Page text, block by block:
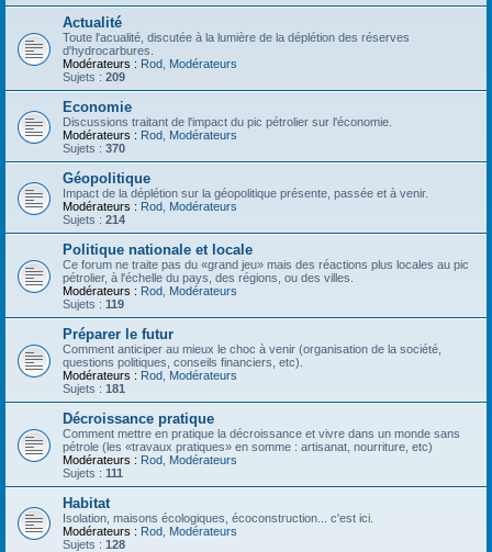
Actualité
Toute l'acualité, discutée à la lumière de la déplétion des réserves
d'hydrocarbures.
Modérateurs : Rod Modérateurs
Sujets : 209
Economie
Discussions traitant de l'impact du pic pétrolier sur l'économie.
Modérateurs : Rod Modérateurs
Sujets : 370
Géopolitique
Impact de la déplétion sur la géopolitique présente, passée et à venir.
Modérateurs : Rod Modérateurs
Sujets : 214
Politique nationale et locale
Ce forum ne traite pas du «grand jeu» mais des réactions plus locales au pic
pétrolier, à l'échelle du pays, des régions, ou des villes.
Modérateurs : Rod Modérateurs
Sujets : 119
Préparer le futur
Comment anticiper au mieux le choc à venir (organisation de la société,
questions politiques, conseils financiers, etc).
Modérateurs : Rod Modérateurs
Sujets : 181
Décroissance pratique
Comment mettre en pratique la décroissance et vivre dans un monde sans
pétrole (les «travaux pratiques» en somme : artisanat, nourriture, etc)
Modérateurs : Rod Modérateurs
Sujets : 111
Habitat
Isolation, maisons écologiques, écoconstruction... c'est ici.
Modérateurs : Rod Modérateurs
Sujets : 128